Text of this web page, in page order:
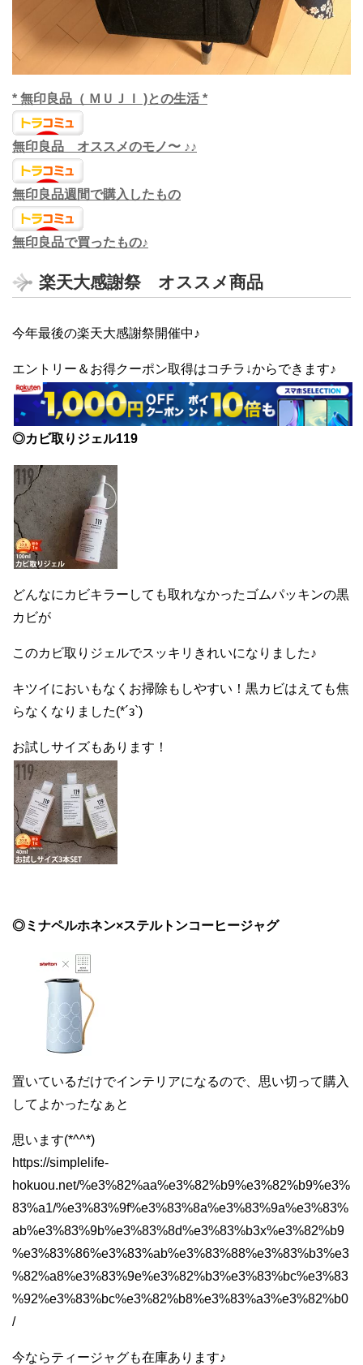
* 無印良品（ ＭＵＪＩ )との生活 *
無印良品 オススメのモノ〜 ♪♪
無印良品週間で購入したもの
無印良品で買ったもの♪
楽天大感謝祭 オススメ商品
今年最後の楽天大感謝祭開催中♪
エントリー＆お得クーポン取得はコチラ↓からできます♪
◎カビ取りジェル119
どんなにカビキラーしても取れなかったゴムパッキンの黒
カビが
このカビ取りジェルでスッキリきれいになりました♪
キツイにおいもなくお掃除もしやすい！黒カビはえても焦
らなくなりました(*´з`)
お試しサイズもあります！
◎ミナペルホネン×ステルトンコーヒージャグ
置いているだけでインテリアになるので、思い切って購入
してよかったなぁと
思います(*^^*)
https://simplelife-
hokuou.net/%e3%82%aa%e3%82%b9%e3%82%b9%e3%
83%a1/%e3%83%9f%e3%83%8a%e3%83%9a%e3%83%
ab%e3%83%9b%e3%83%8d%e3%83%b3x%e3%82%b9
%e3%83%86%e3%83%ab%e3%83%88%e3%83%b3%e3
%82%a8%e3%83%9e%e3%82%b3%e3%83%bc%e3%83
%92%e3%83%bc%e3%82%b8%e3%83%a3%e3%82%b0
/
今ならティージャグも在庫あります♪